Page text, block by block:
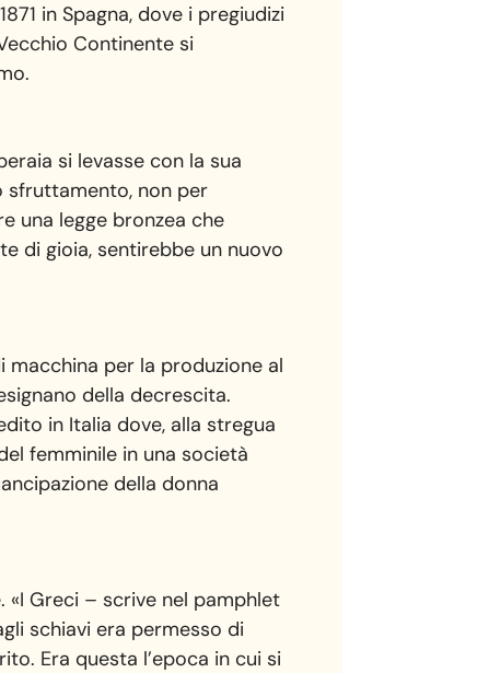
in Spagna, dove i pregiudizi
Continente si
si levasse con la sua
sfruttamento, non per
una legge bronzea che
di gioia, sentirebbe un nuovo
macchina per la produzione al
della decrescita.
in Italia dove, alla stregua
femminile in una società
della donna
Greci – scrive nel pamphlet
schiavi era permesso di
Era questa l’epoca in cui si